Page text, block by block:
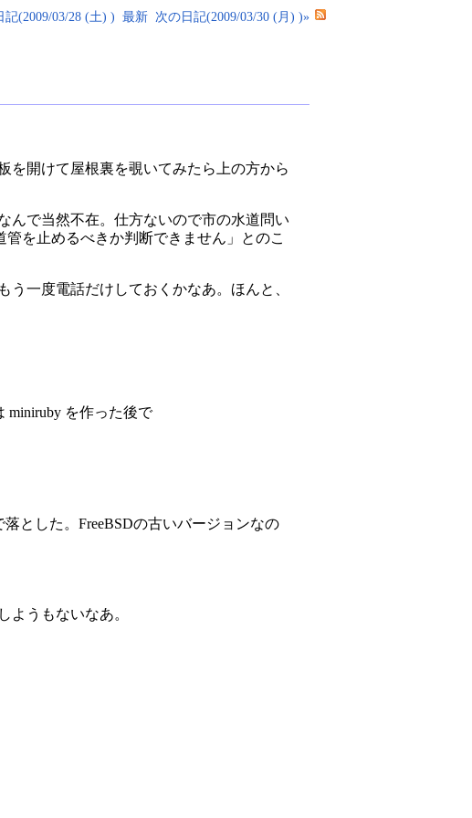
記(2009/03/28 (土) ) 最新 次の日記(2009/03/30 (月) )»
を開けて屋根裏を覗いてみたら上の方から
んで当然不在。仕方ないので市の水道問い
を止めるべきか判断できません」とのこ
一度電話だけしておくかなあ。ほんと、
miniruby を作った後で
とした。FreeBSDの古いバージョンなの
ようもないなあ。